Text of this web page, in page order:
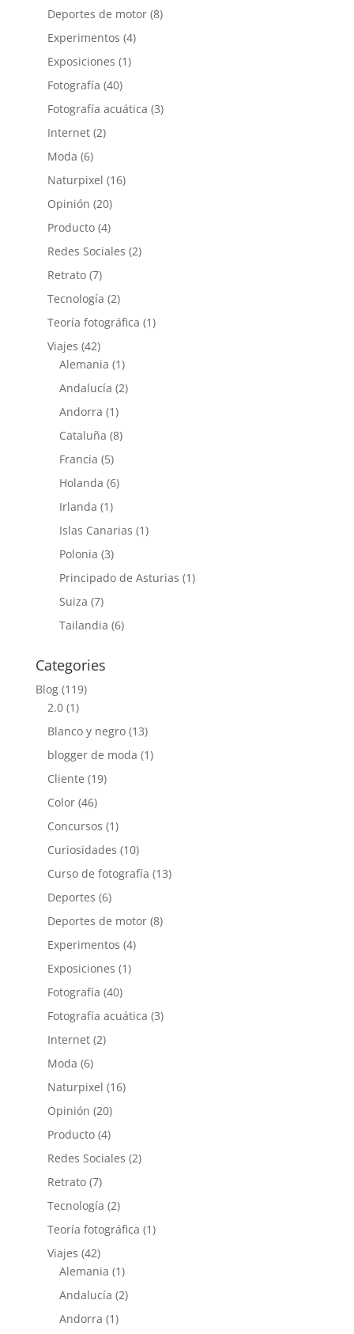
Deportes de motor(8)
Experimentos (4)
Exposiciones (1)
Fotografía (40)
Fotografía acuática (3)
Internet(2)
Moda (6)
Naturpixel (16)
Opinión (20)
Producto(4)
Redes Sociales (2)
Retrato(7)
Tecnología (2)
Teoría fotográfica (1)
Viajes (42)
Alemania (1)
Andalucía (2)
Andorra (1)
Cataluña (8)
Francia (5)
Holanda (6)
Irlanda (1)
Islas Canarias (1)
Polonia (3)
Principado de Asturias (1)
Suiza (7)
Tailandia (6)
Categories
Blog(119)
2.0(1)
Blanco y negro(13)
blogger de moda (1)
Cliente (19)
Color(46)
Concursos (1)
Curiosidades (10)
Curso de fotografía (13)
Deportes (6)
Deportes de motor(8)
Experimentos (4)
Exposiciones (1)
Fotografía (40)
Fotografía acuática (3)
Internet(2)
Moda (6)
Naturpixel (16)
Opinión (20)
Producto(4)
Redes Sociales (2)
Retrato(7)
Tecnología (2)
Teoría fotográfica (1)
Viajes (42)
Alemania (1)
Andalucía (2)
Andorra (1)